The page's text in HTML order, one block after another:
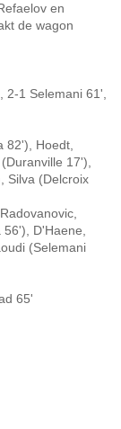
en
de wagon
2-1 Selemani 61',
82'), Hoedt,
17'),
Silva (Delcroix
D'Haene,
(Selemani
65'